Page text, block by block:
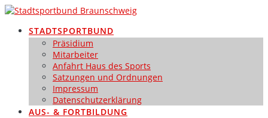
Zum
springenSTADTSPORTBUND
Präsidium
Mitarbeiter
Anfahrt Haus des Sports
Satzungen und Ordnungen
Impressum
Datenschutzerklärung
AUS- & FORTBILDUNG